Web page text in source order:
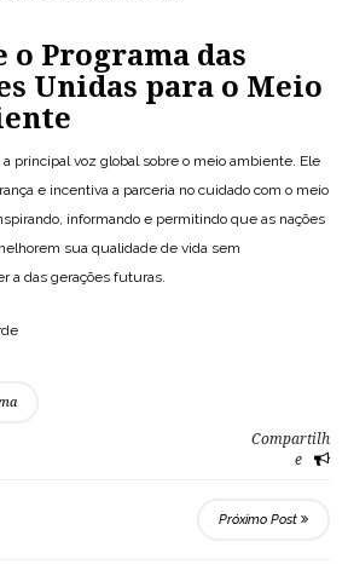
o Programa das
Unidas para o Meio
a principal voz global sobre o meio ambiente. Ele
e incentiva a parceria no cuidado com o meio
informando e permitindo que as nações
sua qualidade de vida sem
a das gerações futuras.
Compartilh
e
Próximo Post